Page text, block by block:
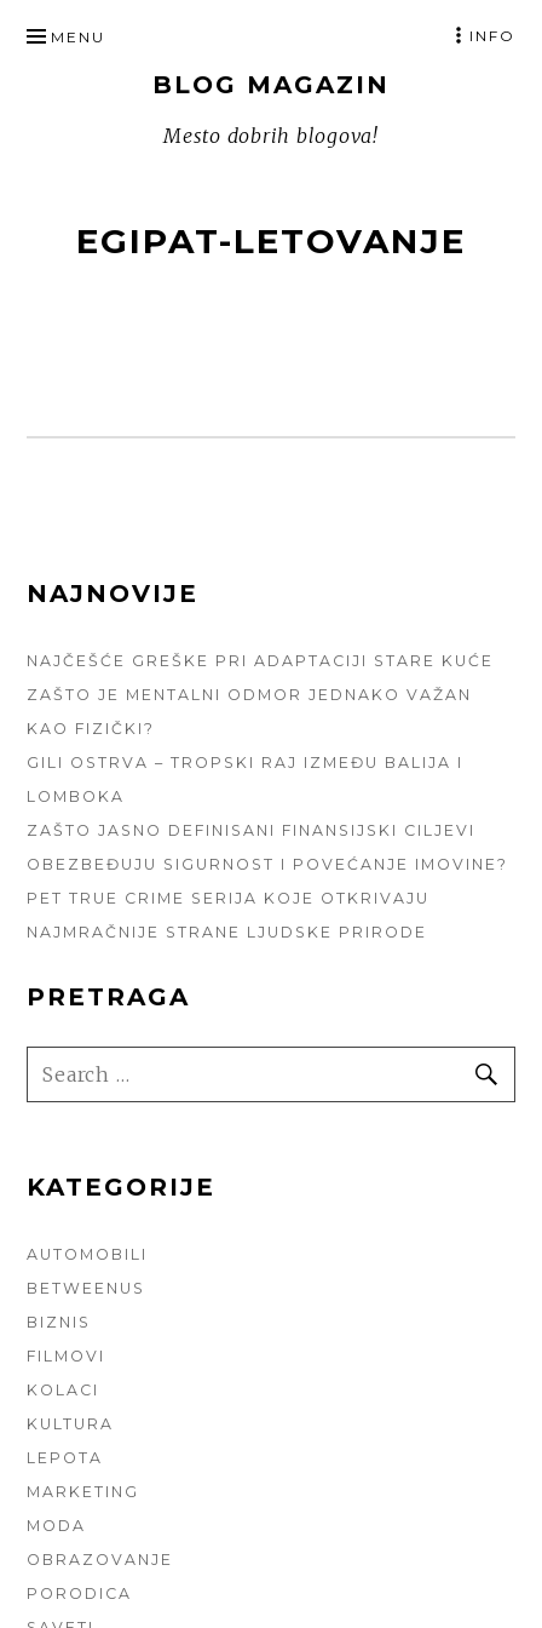
TO
BLOG MAGAZIN
Mesto dobrih blogova!
MENU INFO
EGIPAT-LETOVANJE
FOOTER
NAJNOVIJE
NAJČEŠĆE GREŠKE PRI ADAPTACIJI STARE KUĆE
ZAŠTO JE MENTALNI ODMOR JEDNAKO VAŽAN
KAO FIZIČKI?
GILI OSTRVA – TROPSKI RAJ IZMEĐU BALIJA I
LOMBOKA
ZAŠTO JASNO DEFINISANI FINANSIJSKI CILJEVI
OBEZBEĐUJU SIGURNOST I POVEĆANJE IMOVINE?
PET TRUE CRIME SERIJA KOJE OTKRIVAJU
NAJMRAČNIJE STRANE LJUDSKE PRIRODE
PRETRAGA
SEARCH
FOR:
KATEGORIJE
AUTOMOBILI
BETWEENUS
BIZNIS
FILMOVI
KOLACI
KULTURA
LEPOTA
MARKETING
MODA
OBRAZOVANJE
PORODICA